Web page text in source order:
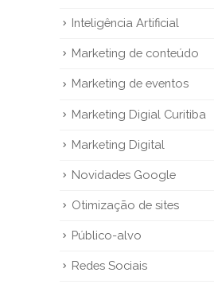
Inteligência Artificial
Marketing de conteúdo
Marketing de eventos
Marketing Digial Curitiba
Marketing Digital
Novidades Google
Otimização de sites
Público-alvo
Redes Sociais